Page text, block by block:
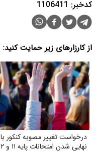
کدخبر: 1106411
از کارزارهای زیر حمایت کنید:
درخواست تغییر مصوبه کنکور با
نهایی شدن امتحانات پایه ۱۱ و ۱۲